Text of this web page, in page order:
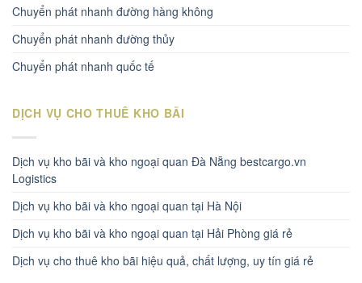
Chuyển phát nhanh đường hàng không
Chuyển phát nhanh đường thủy
Chuyển phát nhanh quốc tế
DỊCH VỤ CHO THUÊ KHO BÃI
Dịch vụ kho bãi và kho ngoại quan Đà Nẵng bestcargo.vn
Logistics
Dịch vụ kho bãi và kho ngoại quan tại Hà Nội
Dịch vụ kho bãi và kho ngoại quan tại Hải Phòng giá rẻ
Dịch vụ cho thuê kho bãi hiệu quả, chất lượng, uy tín giá rẻ